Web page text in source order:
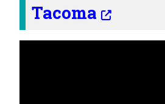
Tacoma